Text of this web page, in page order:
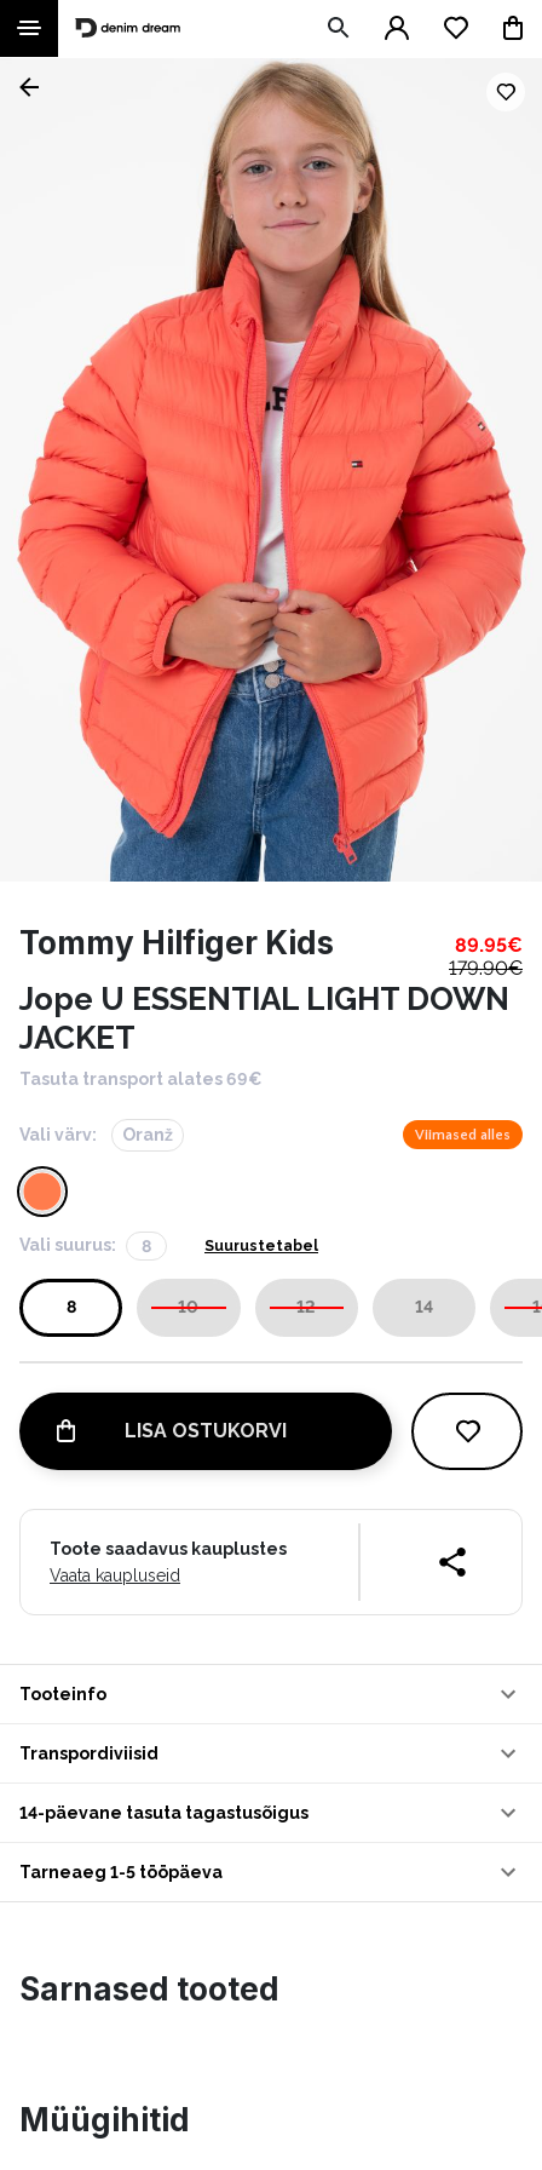
Tommy Hilfiger Kids 89.95€
179.90€
Jope U ESSENTIAL LIGHT DOWN
JACKET
Tasuta transport alates 69€
Vali värv: Oranž Viimased alles
Vali suurus: 8 Suurustetabel
8 10 12 14
LISA OSTUKORVI
Toote saadavus kauplustes
Vaata kaupluseid
Tooteinfo
Transpordiviisid
14-päevane tasuta tagastusõigus
Tarneaeg 1-5 tööpäeva
Sarnased tooted
Müügihitid